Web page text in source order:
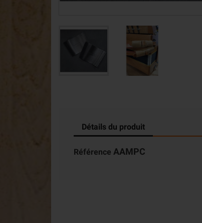
Détails du produit
Référence AAMPC